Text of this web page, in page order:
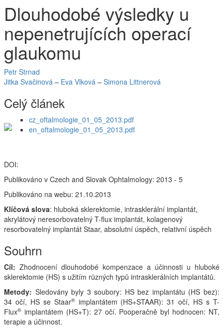
Dlouhodobé výsledky u
nepenetrujících operací
glaukomu
Petr Strnad
Jitka Svačinová – Eva Vlková – Simona Littnerová
Celý článek
cz_oftalmologie_01_05_2013.pdf
en_oftalmologie_01_05_2013.pdf
DOI:
Publikováno v Czech and Slovak Ophtalmology: 2013 - 5
Publikováno na webu: 21.10.2013
Klíčová slova: hluboká sklerektomie, intrasklerální implantát,
akrylátový neresorbovatelný T-flux implantát, kolagenový
resorbovatelný implantát Staar, absolutní úspěch, relativní úspěch
Souhrn
Cíl: Zhodnocení dlouhodobé kompenzace a účinnosti u hluboké
sklerektomie (HS) s užitím různých typů intrasklerálních implantátů.
Metody: Sledovány byly 3 soubory: HS bez implantátu (HS bez):
34 očí, HS se Staar®implantátem (HS+STAAR): 31 očí, HS s T-
Flux® implantátem (HS+T): 27 očí. Pooperačně byl hodnocen: NT,
terapie a účinnost.